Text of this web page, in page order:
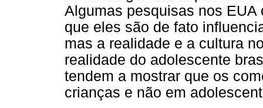
Algumas pesquisas nos
que eles são de fato
mas a realidade e a cultura
realidade do adolescente
tendem a mostrar que os
crianças e não em